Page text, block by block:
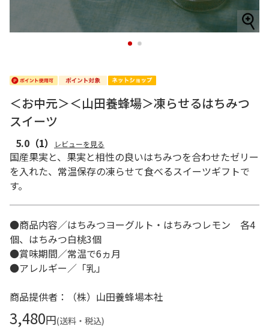
1 2
＜お中元＞＜山田養蜂場＞凍らせるはちみつ
スイーツ
5.0 （1） レビューを見る
国産果実と、果実と相性の良いはちみつを合わせたゼリー
を入れた、常温保存の凍らせて食べるスイーツギフトで
す。
●商品内容／はちみつヨーグルト・はちみつレモン 各4
個、はちみつ白桃3個
●賞味期間／常温で6ヵ月
●アレルギー／「乳」
商品提供者：（株）山田養蜂場本社
3,480円(送料・税込)